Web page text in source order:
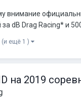
dB Drag Racing* и
(и ещё 1 )
на 2019